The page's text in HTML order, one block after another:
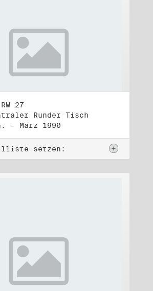
27
Runder Tisch
- März 1990
setzen: